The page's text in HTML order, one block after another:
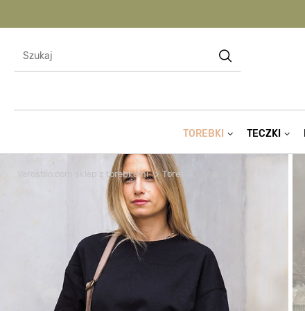
TOREBKI TECZKI
Verostilo.com sklep z torebkami Torebki